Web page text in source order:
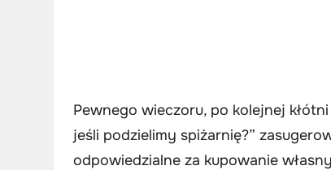
Pewnego wieczoru, po kolejnej
jeśli podzielimy spiżarnię?”
odpowiedzialne za kupowanie